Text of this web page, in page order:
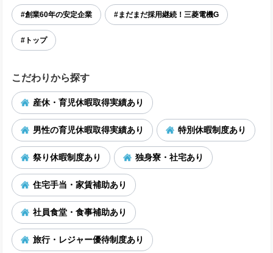
#創業60年の安定企業 #まだまだ採用継続！三菱電機G
#トップ
こだわりから探す
産休・育児休暇取得実績あり
男性の育児休暇取得実績あり 特別休暇制度あり
祭り休暇制度あり 独身寮・社宅あり
住宅手当・家賃補助あり
社員食堂・食事補助あり
旅行・レジャー優待制度あり